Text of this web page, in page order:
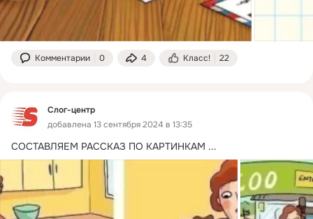
Комментарии 0 4 Класс! 22
Слог-центр
добавлена 13 сентября 2024 в 13:35
СОСТАВЛЯЕМ РАССКАЗ ПО КАРТИНКАМ ...